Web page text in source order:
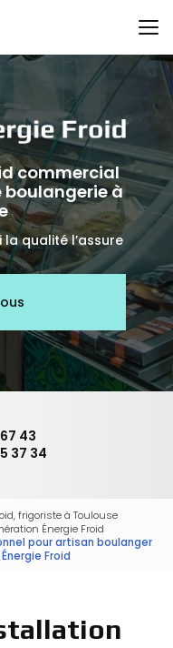
commercial
boulangerie à
qualité l’assure
43
37 34
frigoriste à Toulouse
Énergie Froid
pour artisan boulanger
Froid